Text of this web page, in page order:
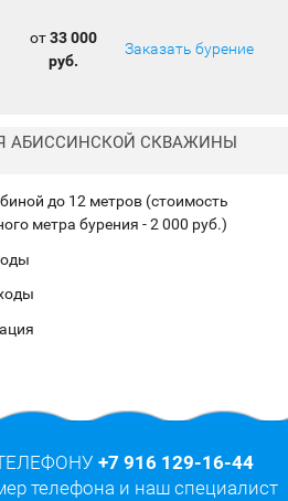
от33 000
руб.
Заказать бурение
АБИССИНСКОЙ СКВАЖИНЫ
до 12 метров (стоимость
метра бурения - 2 000 руб.)
+7 916 129-16-44
телефона и наш специалист